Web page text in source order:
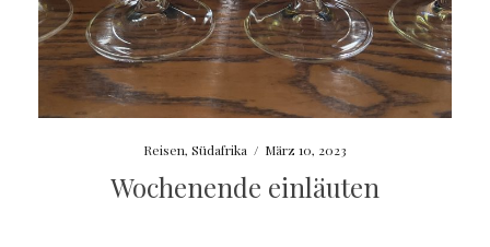
Reisen, Südafrika / März 10, 2023
Wochenende einläuten